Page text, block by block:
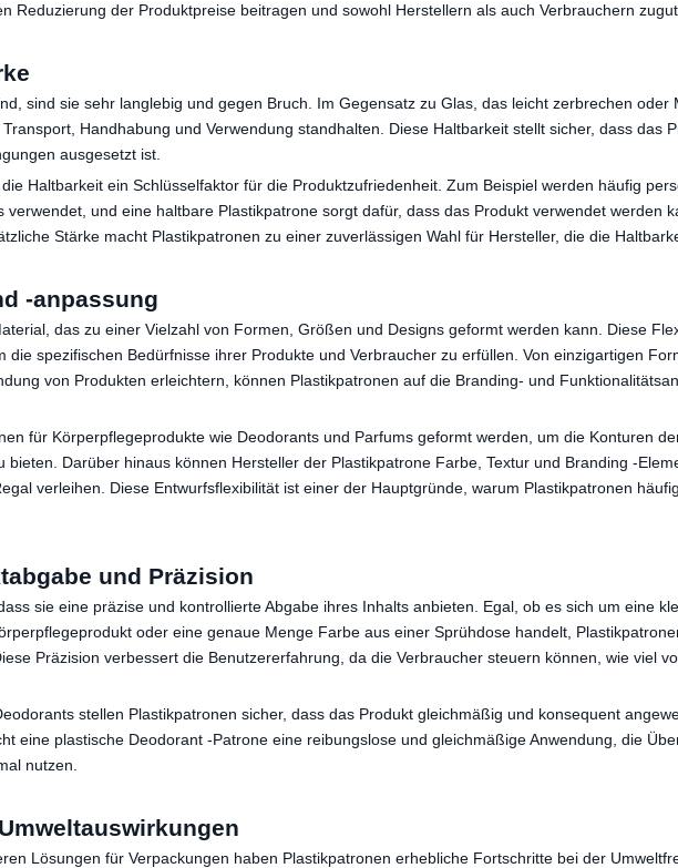
Reduzierung der Produktpreise beitragen und sowohl Herstellern als auch Verbrauchern
sind sie sehr langlebig und gegen Bruch. Im Gegensatz zu Glas, das leicht zerbrechen
Handhabung und Verwendung standhalten. Diese Haltbarkeit stellt sicher, dass das
ausgesetzt ist.
Haltbarkeit ein Schlüsselfaktor für die Produktzufriedenheit. Zum Beispiel werden häufig
verwendet, und eine haltbare Plastikpatrone sorgt dafür, dass das Produkt verwendet werden
Stärke macht Plastikpatronen zu einer zuverlässigen Wahl für Hersteller, die die
-anpassung
das zu einer Vielzahl von Formen, Größen und Designs geformt werden kann. Diese
die spezifischen Bedürfnisse ihrer Produkte und Verbraucher zu erfüllen. Von einzigartigen
von Produkten erleichtern, können Plastikpatronen auf die Branding- und
für Körperpflegeprodukte wie Deodorants und Parfums geformt werden, um die Konturen
bieten. Darüber hinaus können Hersteller der Plastikpatrone Farbe, Textur und Branding -
verleihen. Diese Entwurfsflexibilität ist einer der Hauptgründe, warum Plastikpatronen
und Präzision
sie eine präzise und kontrollierte Abgabe ihres Inhalts anbieten. Egal, ob es sich um eine
oder eine genaue Menge Farbe aus einer Sprühdose handelt,
Präzision verbessert die Benutzererfahrung, da die Verbraucher steuern können, wie viel
stellen Plastikpatronen sicher, dass das Produkt gleichmäßig und konsequent
eine plastische Deodorant -Patrone eine reibungslose und gleichmäßige Anwendung, die
nutzen.
Lösungen für Verpackungen haben Plastikpatronen erhebliche Fortschritte bei der